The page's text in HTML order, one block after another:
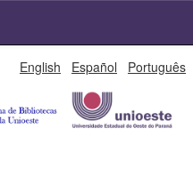
English Español Português